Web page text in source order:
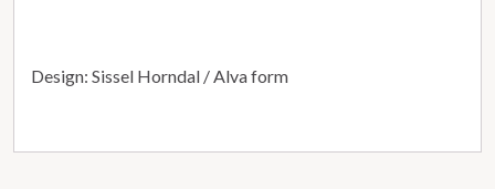
Design: Sissel Horndal / Alva form